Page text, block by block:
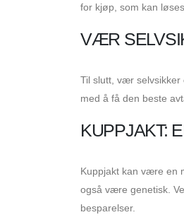
for kjøp, som kan
VÆR
Til slutt, vær selvsikker
med å få den beste
KUPPJAKT:
Kuppjakt kan være en
også være genetisk.
besparelser.